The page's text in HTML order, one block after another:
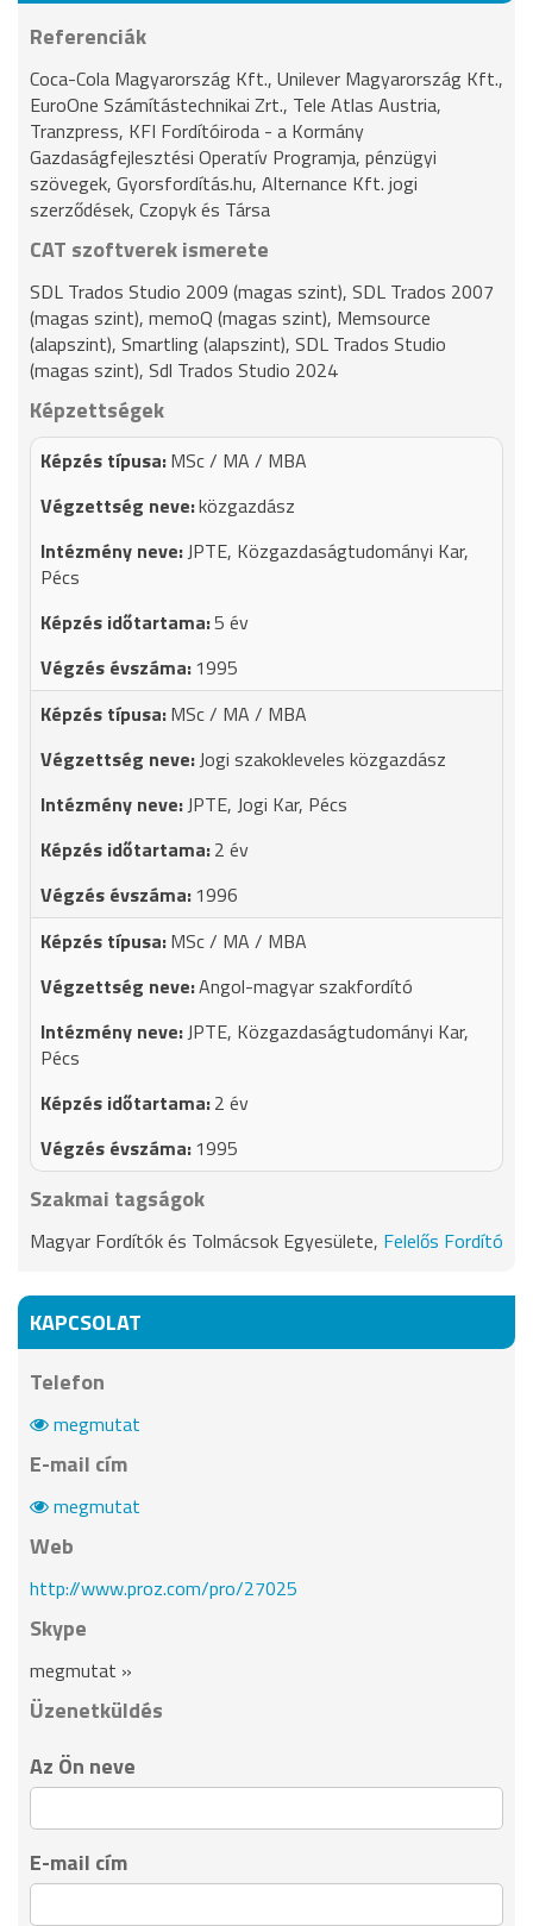
Referenciák
Coca-Cola Magyarország Kft., Unilever Magyarország Kft.,
EuroOne Számítástechnikai Zrt., Tele Atlas Austria,
Tranzpress, KFI Fordítóiroda - a Kormány
Gazdaságfejlesztési Operatív Programja, pénzügyi
szövegek, Gyorsfordítás.hu, Alternance Kft. jogi
szerződések, Czopyk és Társa
CAT szoftverek ismerete
SDL Trados Studio 2009 (magas szint), SDL Trados 2007
(magas szint), memoQ (magas szint), Memsource
(alapszint), Smartling (alapszint), SDL Trados Studio
(magas szint), Sdl Trados Studio 2024
Képzettségek
MSc / MA / MBA
közgazdász
JPTE, Közgazdaságtudományi Kar,
Pécs
5 év
1995
MSc / MA / MBA
Jogi szakokleveles közgazdász
JPTE, Jogi Kar, Pécs
2 év
1996
MSc / MA / MBA
Angol-magyar szakfordító
JPTE, Közgazdaságtudományi Kar,
Pécs
2 év
1995
Szakmai tagságok
Magyar Fordítók és Tolmácsok Egyesülete, Felelős Fordító
KAPCSOLAT
Telefon
megmutat
E-mail cím
megmutat
Web
http://www.proz.com/pro/27025
Skype
megmutat »
Üzenetküldés
Az Ön neve
E-mail cím